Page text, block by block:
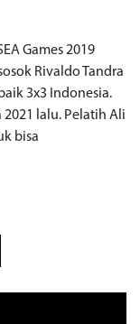
Games 2019
Rivaldo Tandra
3x3 Indonesia.
lalu. Pelatih Ali
bisa